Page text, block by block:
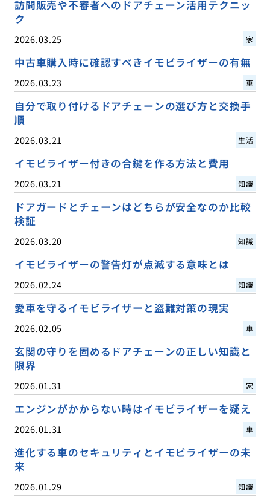
訪問販売や不審者へのドアチェーン活用テクニッ
ク
2026.03.25 家
中古車購入時に確認すべきイモビライザーの有無
2026.03.23 車
自分で取り付けるドアチェーンの選び方と交換手
順
2026.03.21 生活
イモビライザー付きの合鍵を作る方法と費用
2026.03.21 知識
ドアガードとチェーンはどちらが安全なのか比較
検証
2026.03.20 知識
イモビライザーの警告灯が点滅する意味とは
2026.02.24 知識
愛車を守るイモビライザーと盗難対策の現実
2026.02.05 車
玄関の守りを固めるドアチェーンの正しい知識と
限界
2026.01.31 家
エンジンがかからない時はイモビライザーを疑え
2026.01.31 車
進化する車のセキュリティとイモビライザーの未
来
2026.01.29 知識